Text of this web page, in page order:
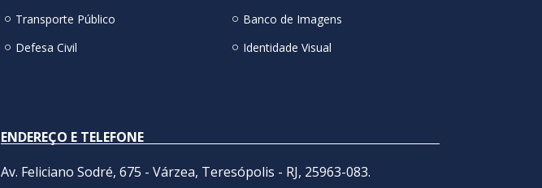
Transporte Público
Defesa Civil
Banco de Imagens
Identidade Visual
ENDEREÇO E TELEFONE
Av. Feliciano Sodré, 675 - Várzea, Teresópolis - RJ, 25963-083.